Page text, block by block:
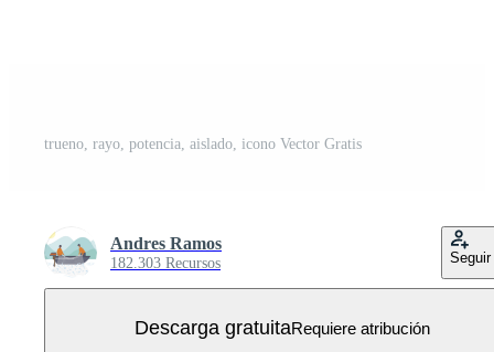
trueno, rayo, potencia, aislado, icono Vector Gratis
Andres Ramos
182.303 Recursos Seguir
Descarga gratuitaRequiere atribución